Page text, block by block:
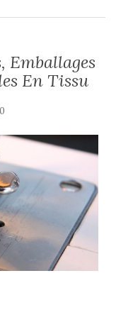
Emballages
En Tissu